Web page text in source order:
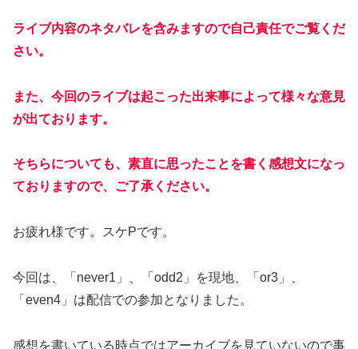
ライブ内容のネタバレを含みますので自己責任でご覧くだ
さい。
また、今回のライブは起こった出来事によって様々な意見
が出ております。
そちらについても、素直に思ったことを書く感想文になっ
ておりますので、ご了承ください。
お疲れ様です。スケPです。
今回は、「never1」、「odd2」を現地、「or3」、
「even4」は配信での参加となりました。
感想を書いている時点ではアーカイブを見ていないので事